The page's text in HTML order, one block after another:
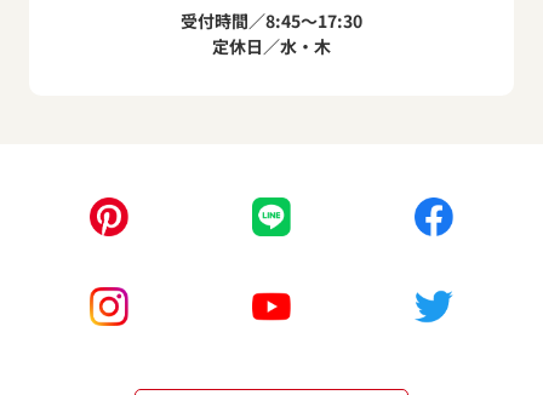
受付時間／8:45～17:30
定休日／水・木